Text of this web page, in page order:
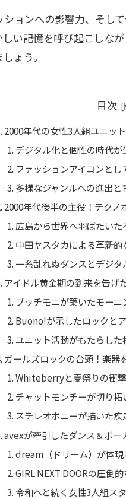
ョンへの影響力、そし
い記憶を呼び起こしな
ょう。
目次
2000年代の女性3人組ユニッ
デジタル化と個性の時代
ファッションアイコンとし
多様なジャンルへの進出と
2000年代後半の主役！テク
広島から世界へ羽ばたい
中田ヤスタカによる革新
一糸乱れぬダンスとデジタ
アイドル黄金期の到来を告げ
プッチモニが築いたモー
Buono!が示したロックと
ユニット活動がもたらした
ガールズロックの台頭！楽器
Whiteberryと夏祭りの衝撃
チャットモンチーが切り
ステレオポニーが描いた
avexが牽引したダンス＆ボー
dream（ドリーム）が体
GIRL NEXT DOORの圧倒
令和へと続く女性3人組ス